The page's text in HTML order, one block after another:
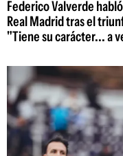
Federico Valverde
Real Madrid tras el
"Tiene su carácter... a